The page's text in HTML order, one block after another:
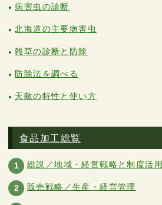
病害虫の診断
北海道の主要病害虫
雑草の診断と防除
防除法を調べる
天敵の特性と使い方
食品加工総覧
1 総説／地域・経営戦略と制度活用
2 販売戦略／生産・経営管理